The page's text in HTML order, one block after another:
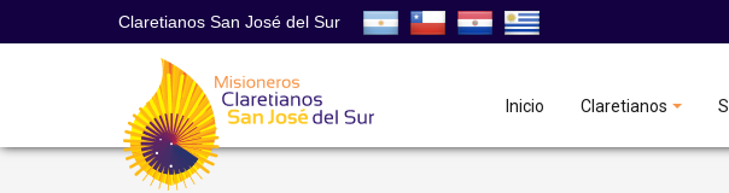
Claretianos San José del Sur
Inicio Claretianos